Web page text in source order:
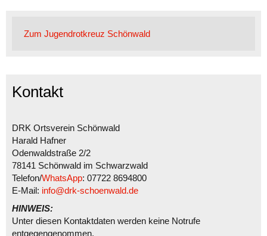
Zum Jugendrotkreuz Schönwald
Kontakt
DRK Ortsverein Schönwald
Harald Hafner
Odenwaldstraße 2/2
78141 Schönwald im Schwarzwald
Telefon/WhatsApp: 07722 8694800
E-Mail: info@drk-schoenwald.de
HINWEIS:
Unter diesen Kontaktdaten werden keine Notrufe
entgegengenommen.